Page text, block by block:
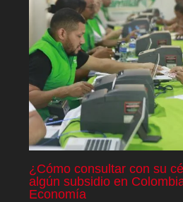
¿Cómo consultar con su
algún subsidio en
Economía